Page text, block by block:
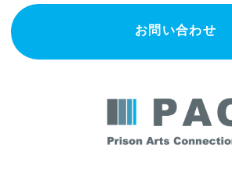
お問い合わせ